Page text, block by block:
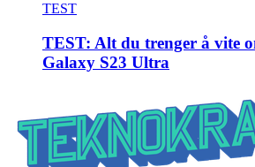
TEST
TEST: Alt du trenger å vite
Galaxy S23 Ultra